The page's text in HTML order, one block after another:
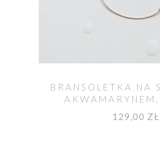
BRANSOLETKA NA
129,00 ZŁ